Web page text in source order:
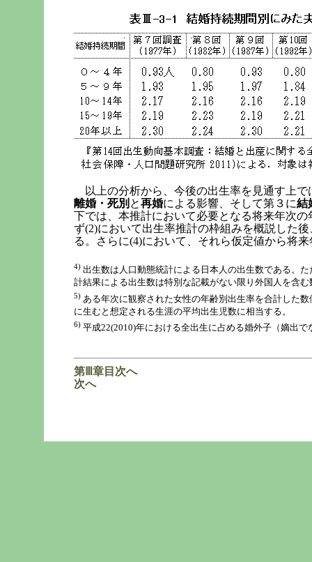
以上の分析から、今後の出生率を見通す上で
離婚・死別 と再婚による影響、そして第３に結
下では、本推計において必要となる将来年次
ず(2)において出生率推計の枠組みを概説した
る。さらに(4)において、それら仮定値から将
4) 出生数は人口動態統計による日本人の出生数である。
計結果による出生数は特別な記載がない限り外国人を含む
5) ある年次に観察された女性の年齢別出生率を合計した
に生むと想定される生涯の平均出生児数に相当する。
6) 平成22(2010)年における全出生に占める婚外子（嫡出
第Ⅲ章目次へ
次へ